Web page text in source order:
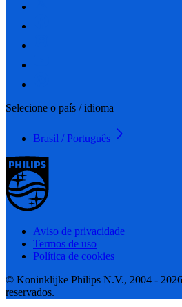
Selecione o país / idioma
Brasil / Português
Aviso de privacidade
Termos de uso
Política de cookies
© Koninklijke Philips N.V., 2004 -
reservados.